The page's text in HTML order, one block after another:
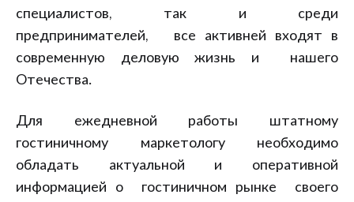
специалистов, так и среди
предпринимателей, все активней входят в
современную деловую жизнь и нашего
Отечества.
Для ежедневной работы штатному
гостиничному маркетологу необходимо
обладать актуальной и оперативной
информацией о гостиничном рынке своего